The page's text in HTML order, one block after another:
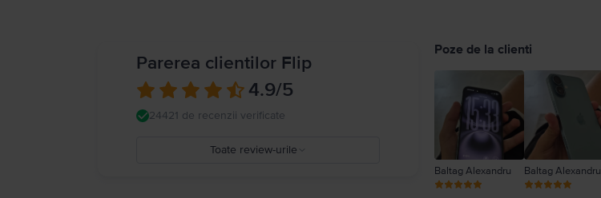
Parerea clientilor Flip
4.9/5
24421 de recenzii verificate
Toate review-urile
Poze de la clienti
Baltag Alexandru Baltag Alexandru